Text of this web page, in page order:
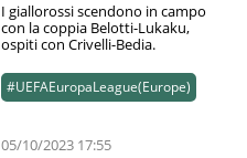
I giallorossi scendono in campo
con la coppia Belotti-Lukaku,
ospiti con Crivelli-Bedia.
#UEFAEuropaLeague(Europe)
05/10/2023 17:55